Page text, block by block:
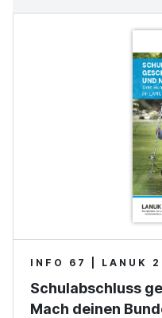
INFO 67 | LANUK
Schulabschluss
Mach deinen